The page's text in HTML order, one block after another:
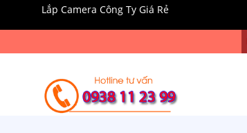
Lắp Camera Công Ty Giá Rẻ